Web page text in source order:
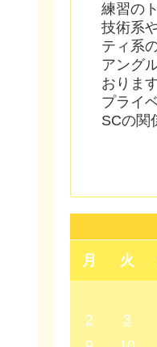
練習の
技術系
ティ系
アング
おりま
プライ
SCの関
月 火
2
3